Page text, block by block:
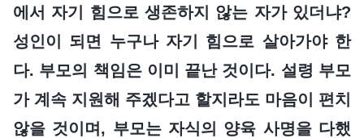
에서 자기 힘으로 생존하지 않는 자가 있더냐?
성인이 되면 누구나 자기 힘으로 살아가야 한
다. 부모의 책임은 이미 끝난 것이다. 설령 부모
가 계속 지원해 주겠다고 할지라도 마음이 편치
않을 것이며, 부모는 자식의 양육 사명을 다했